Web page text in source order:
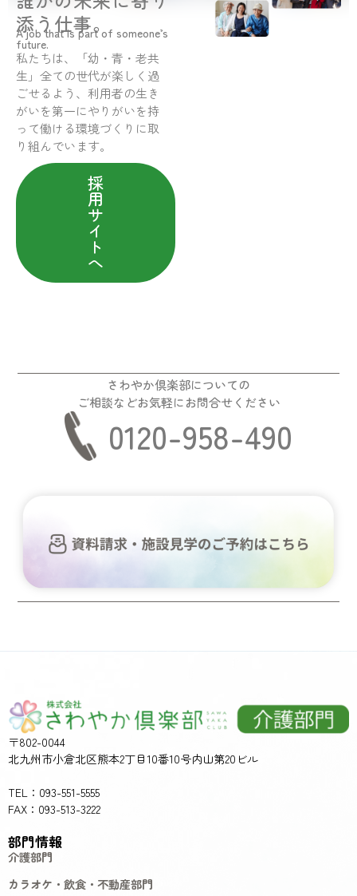
添う仕事。
A job that is part of someone’s
future.
私たちは、「幼・青・老共
生」全ての世代が楽しく過
ごせるよう、利用者の生き
がいを第一にやりがいを持
って働ける環境づくりに取
り組んでいます。
採
用
サ
イ
ト
へ
さわやか倶楽部についての
ご相談などお気軽にお問合せください
0120-958-490
〒802-0044
北九州市小倉北区熊本2丁目10番10号内山第20ビル
TEL：093-551-5555
FAX：093-513-3222
部門情報
介護部門
カラオケ・飲食・不動産部門